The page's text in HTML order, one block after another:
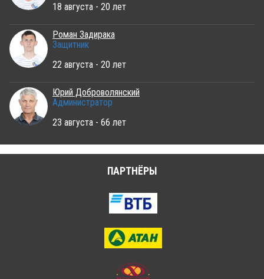
18 августа - 20 лет
Роман Задирака
Защитник
22 августа - 20 лет
Юрий Доброволянский
Администратор
23 августа - 66 лет
ПАРТНЁРЫ